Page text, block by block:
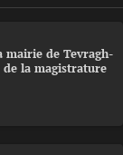
mairie de Tevragh-
de la magistrature